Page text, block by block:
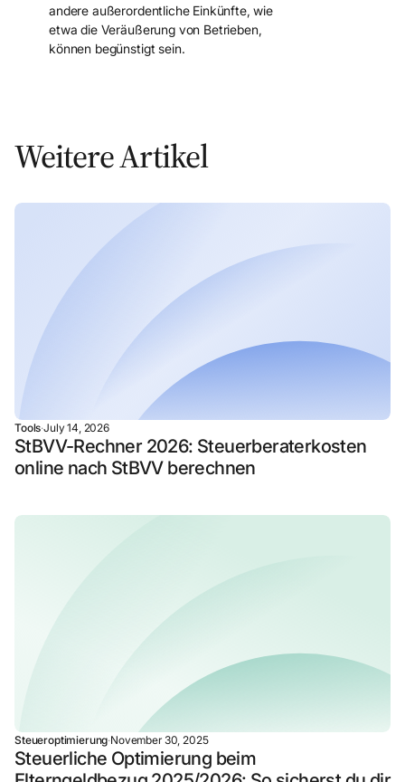
andere außerordentliche Einkünfte, wie
etwa die Veräußerung von Betrieben,
können begünstigt sein.
Weitere Artikel
Tools·July 14, 2026
StBVV-Rechner 2026: Steuerberaterkosten
online nach StBVV berechnen
Steueroptimierung·November 30, 2025
Steuerliche Optimierung beim